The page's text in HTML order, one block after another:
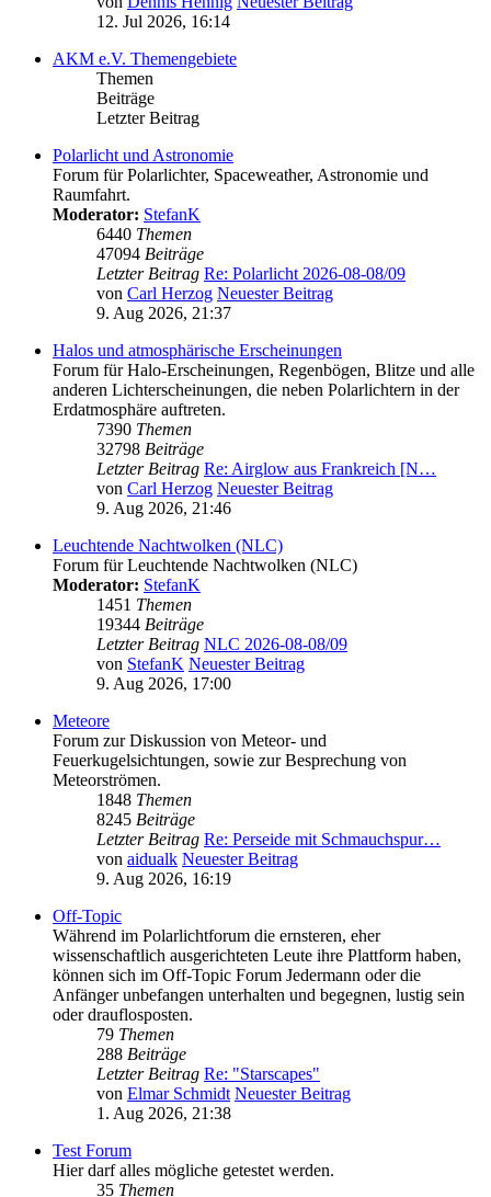
12. Jul 2026, 16:14
AKM e.V. Themengebiete
Themen
Beiträge
Letzter Beitrag
Polarlicht und Astronomie
Forum für Polarlichter, Spaceweather, Astronomie und
Raumfahrt.
Moderator: StefanK
6440 Themen
47094 Beiträge
Letzter Beitrag Re: Polarlicht 2026-08-08/09
von Carl Herzog Neuester Beitrag
9. Aug 2026, 21:37
Halos und atmosphärische Erscheinungen
Forum für Halo-Erscheinungen, Regenbögen, Blitze und alle
anderen Lichterscheinungen, die neben Polarlichtern in der
Erdatmosphäre auftreten.
7390 Themen
32798 Beiträge
Letzter Beitrag Re: Airglow aus Frankreich [N…
von Carl Herzog Neuester Beitrag
9. Aug 2026, 21:46
Leuchtende Nachtwolken (NLC)
Forum für Leuchtende Nachtwolken (NLC)
Moderator: StefanK
1451 Themen
19344 Beiträge
Letzter Beitrag NLC 2026-08-08/09
von StefanK Neuester Beitrag
9. Aug 2026, 17:00
Meteore
Forum zur Diskussion von Meteor- und
Feuerkugelsichtungen, sowie zur Besprechung von
Meteorströmen.
1848 Themen
8245 Beiträge
Letzter Beitrag Re: Perseide mit Schmauchspur…
von aidualk Neuester Beitrag
9. Aug 2026, 16:19
Off-Topic
Während im Polarlichtforum die ernsteren, eher
wissenschaftlich ausgerichteten Leute ihre Plattform haben,
können sich im Off-Topic Forum Jedermann oder die
Anfänger unbefangen unterhalten und begegnen, lustig sein
oder drauflosposten.
79 Themen
288 Beiträge
Letzter Beitrag Re: "Starscapes"
von Elmar Schmidt Neuester Beitrag
1. Aug 2026, 21:38
Test Forum
Hier darf alles mögliche getestet werden.
35 Themen